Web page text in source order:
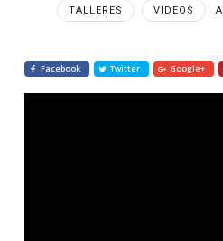
TALLERES VIDEOS
Facebook Twitter Google+